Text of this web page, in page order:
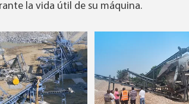
la vida útil de su máquina.